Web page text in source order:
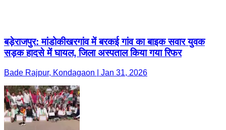
बड़ेराजपुर: मांडोकीखरगांव में बरकई गांव का बाइक सवार युवक
सड़क हादसे में घायल, जिला अस्पताल किया गया रिफर
Bade Rajpur, Kondagaon | Jan 31, 2026